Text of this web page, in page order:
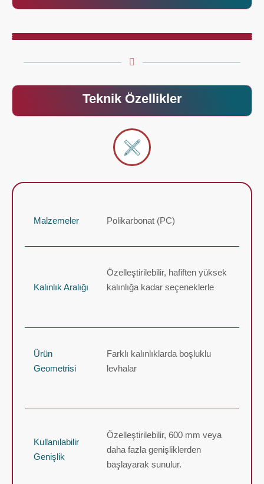
Teknik Özellikler
Malzemeler Polikarbonat (PC)
Kalınlık Aralığı
Özelleştirilebilir, hafiften yüksek
kalınlığa kadar seçeneklerle
Ürün
Geometrisi
Farklı kalınlıklarda boşluklu
levhalar
Kullanılabilir
Genişlik
Özelleştirilebilir, 600 mm veya
daha fazla genişliklerden
başlayarak sunulur.